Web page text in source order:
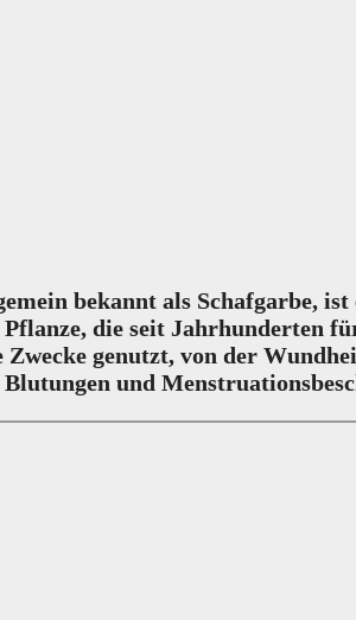
bekannt als Schafgarbe,
Pflanze, die seit Jahrhunderten
Zwecke genutzt, von der
und